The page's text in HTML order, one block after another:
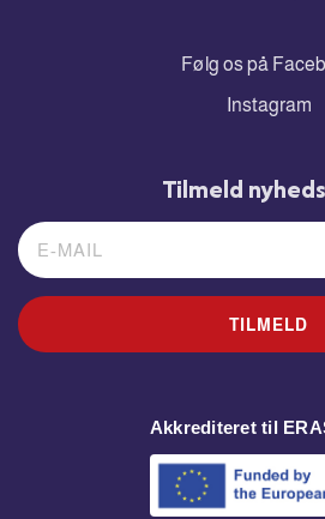
Følg os på
Instagram
Tilmeld
TILMELD
Akkrediteret til